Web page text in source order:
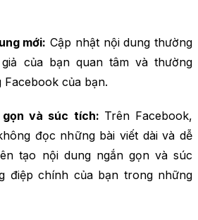
mới: Cập nhật nội dung thường
của bạn quan tâm và thường
của bạn.
gọn và súc tích: Trên Facebook,
đọc những bài viết dài và dễ
tạo nội dung ngắn gọn và súc
điệp chính của bạn trong những